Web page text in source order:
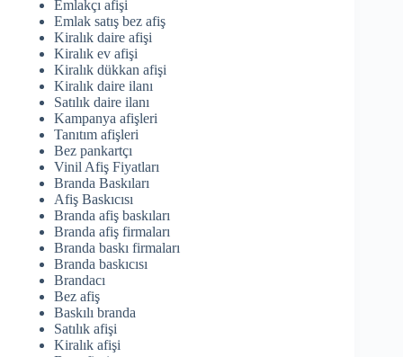
Emlakçı afişi
Emlak satış bez afiş
Kiralık daire afişi
Kiralık ev afişi
Kiralık dükkan afişi
Kiralık daire ilanı
Satılık daire ilanı
Kampanya afişleri
Tanıtım afişleri
Bez pankartçı
Vinil Afiş Fiyatları
Branda Baskıları
Afiş Baskıcısı
Branda afiş baskıları
Branda afiş firmaları
Branda baskı firmaları
Branda baskıcısı
Brandacı
Bez afiş
Baskılı branda
Satılık afişi
Kiralık afişi